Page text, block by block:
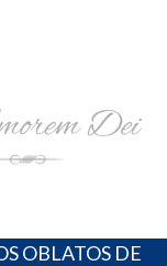
Marianas,
OBLATOS DE